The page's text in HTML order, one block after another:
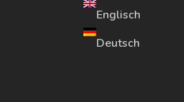
Englisch
Deutsch